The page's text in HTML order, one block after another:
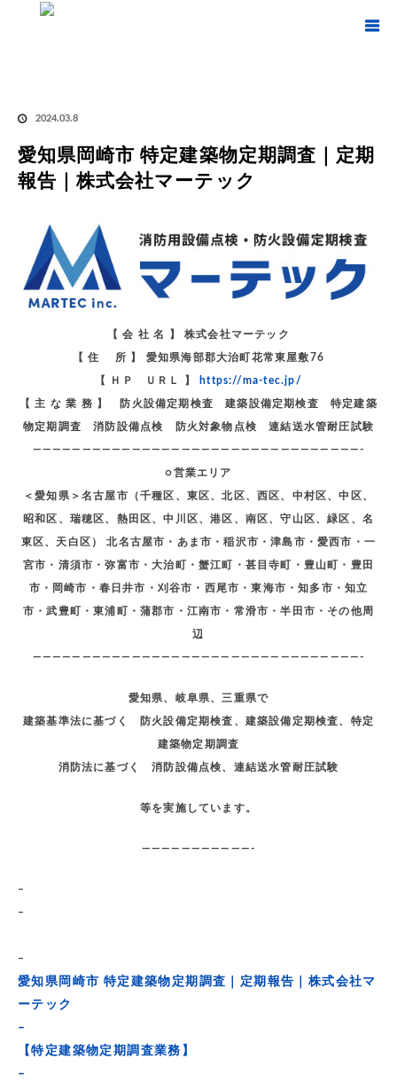
ホーム
愛知県岡崎市 特定建築物定期調査｜定期報告｜株式会社マーテック
2024.03.8
愛知県岡崎市 特定建築物定期調査｜定期
報告｜株式会社マーテック
【 会 社 名 】 株式会社マーテック
【 住 所 】 愛知県海部郡大治町花常東屋敷76
【 ＨＰ ＵＲＬ 】 https://ma-tec.jp/
【 主 な 業 務 】 防火設備定期検査 建築設備定期検査 特定建築
物定期調査 消防設備点検 防火対象物点検 連結送水管耐圧試験
—————————————————————————————————-
○営業エリア
＜愛知県＞名古屋市（千種区、東区、北区、西区、中村区、中区、
昭和区、瑞穂区、熱田区、中川区、港区、南区、守山区、緑区、名
東区、天白区） 北名古屋市・あま市・稲沢市・津島市・愛西市・一
宮市・清須市・弥富市・大治町・蟹江町・甚目寺町・豊山町・豊田
市・岡崎市・春日井市・刈谷市・西尾市・東海市・知多市・知立
市・武豊町・東浦町・蒲郡市・江南市・常滑市・半田市・その他周
辺
—————————————————————————————————-
愛知県、岐阜県、三重県で
建築基準法に基づく 防火設備定期検査、建築設備定期検査、特定
建築物定期調査
消防法に基づく 消防設備点検、連結送水管耐圧試験
等を実施しています。
———————————-
–
–
–
愛知県岡崎市 特定建築物定期調査｜定期報告｜株式会社マ
ーテック
–
【特定建築物定期調査業務】
–